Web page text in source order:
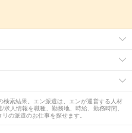
索結果。エン派遣は、エンが運営する人材
人情報を職種、勤務地、時給、勤務時間、
の派遣のお仕事を探せます。